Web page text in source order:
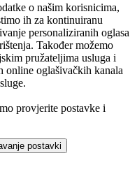
o našim korisnicima,
ih za kontinuiranu
personaliziranih oglasa
Također možemo
pružateljima usluga i
online oglašivačkih kanala
provjerite postavke i
postavki